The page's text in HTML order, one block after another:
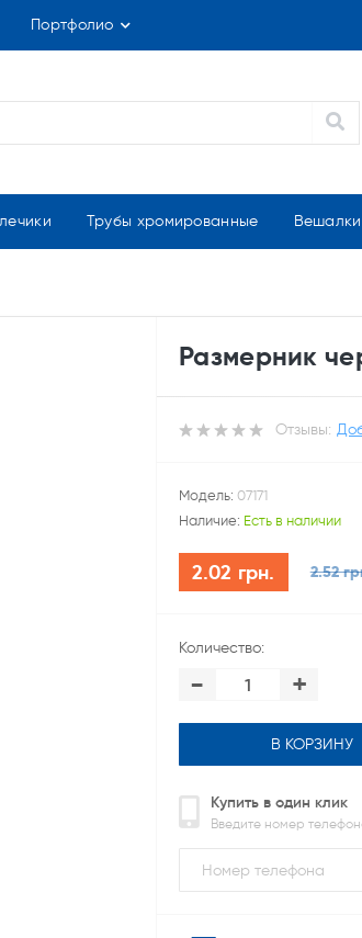
Портфолио
Трубы хромированные
Размерник
Отзывы:
Модель: 07171
Наличие: Есть в наличии
2.02 грн. 2.52
Количество:
- +
В КОРЗИНУ
Купить в один клик
Введите номер